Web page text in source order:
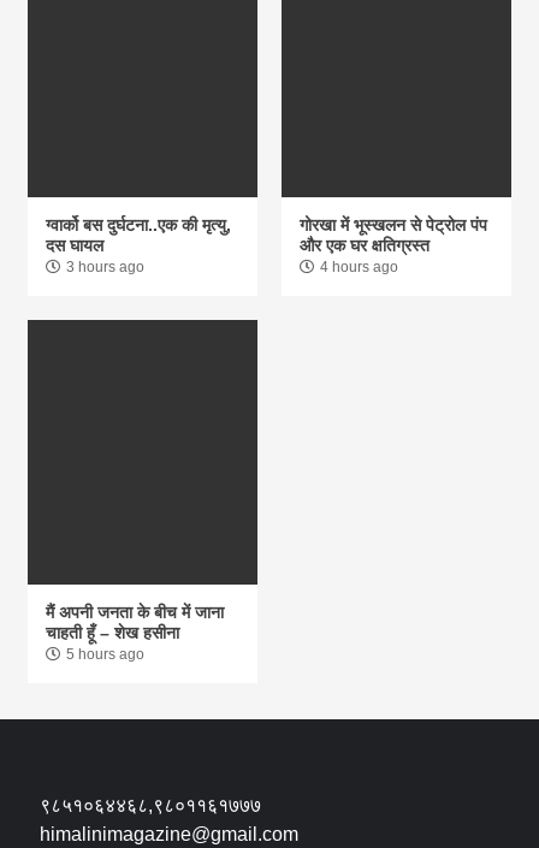
ग्वार्को बस दुर्घटना..एक की मृत्यु,
दस घायल
3 hours ago
गोरखा में भूस्खलन से पेट्रोल पंप
और एक घर क्षतिग्रस्त
4 hours ago
मैं अपनी जनता के बीच में जाना
चाहती हूँ – शेख हसीना
5 hours ago
९८५१०६४४६८,९८०११६१७७७
himalinimagazine@gmail.com